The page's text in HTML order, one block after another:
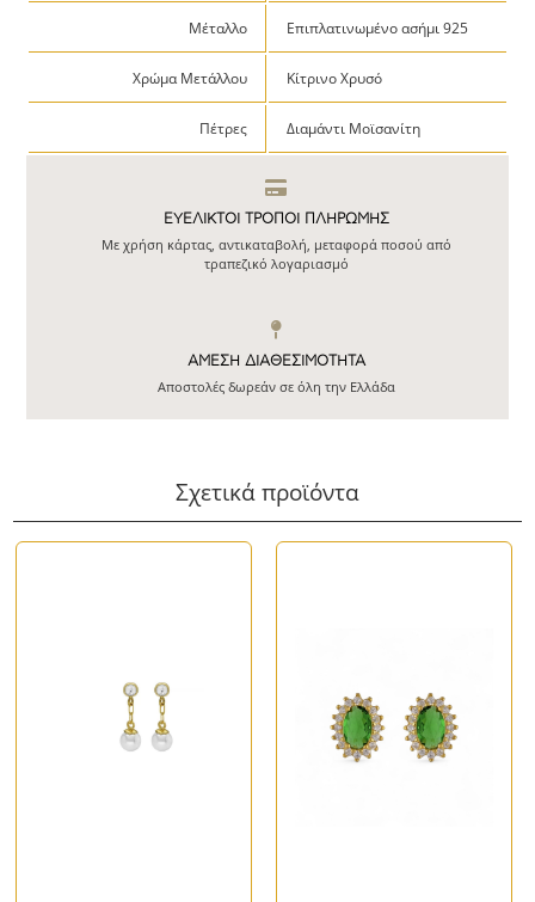
Μέταλλο Επιπλατινωμένο ασήμι 925
Χρώμα Μετάλλου Κίτρινο Χρυσό
Πέτρες Διαμάντι Μοϊσανίτη
ΕΥΕΛΙΚΤΟΙ ΤΡΟΠΟΙ ΠΛΗΡΩΜΗΣ
Με χρήση κάρτας, αντικαταβολή, μεταφορά ποσού από
τραπεζικό λογαριασμό
ΆΜΕΣΗ ΔΙΑΘΕΣΙΜΌΤΗΤΑ
Αποστολές δωρεάν σε όλη την Ελλάδα
Σχετικά προϊόντα